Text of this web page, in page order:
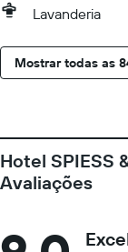
Lavanderia
Mostrar todas as
Hotel SPIESS
Avaliações